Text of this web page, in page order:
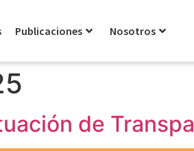
Publicaciones Nosotros
de